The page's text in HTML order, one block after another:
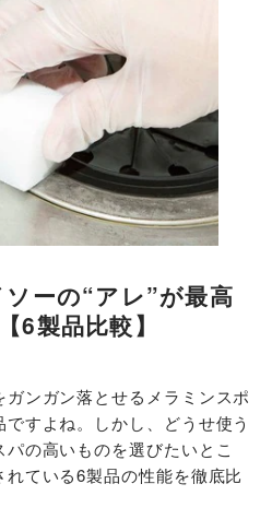
ーの“アレ”が最高
6製品比較】
ンガン落とせるメラミンスポ
すよね。しかし、どうせ使う
の高いものを選びたいとこ
ている6製品の性能を徹底比